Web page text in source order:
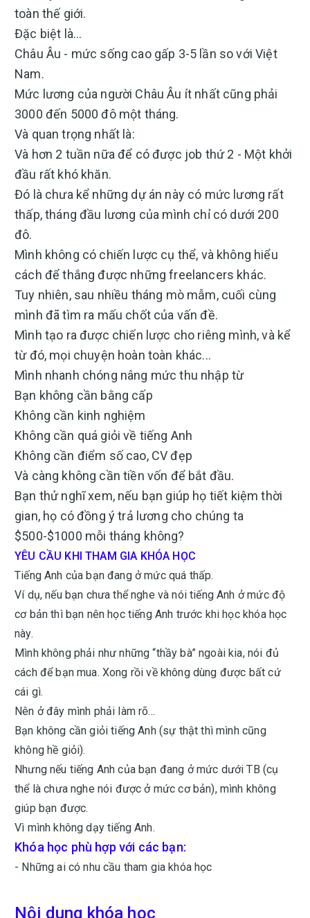
toàn thế giới.
Đặc biệt là…
Châu Âu - mức sống cao gấp 3-5 lần so với Việt
Nam.
Mức lương của người Châu Âu ít nhất cũng phải
3000 đến 5000 đô một tháng.
Và quan trọng nhất là:
Và hơn 2 tuần nữa để có được job thứ 2 - Một khởi
đầu rất khó khăn.
Đó là chưa kể những dự án này có mức lương rất
thấp, tháng đầu lương của mình chỉ có dưới 200
đô.
Mình không có chiến lược cụ thể, và không hiểu
cách để thắng được những freelancers khác.
Tuy nhiên, sau nhiều tháng mò mẫm, cuối cùng
mình đã tìm ra mấu chốt của vấn đề.
Mình tạo ra được chiến lược cho riêng mình, và kể
từ đó, mọi chuyện hoàn toàn khác...
Mình nhanh chóng nâng mức thu nhập từ
Bạn không cần bằng cấp
Không cần kinh nghiệm
Không cần quá giỏi về tiếng Anh
Không cần điểm số cao, CV đẹp
Và càng không cần tiền vốn để bắt đầu.
Bạn thử nghĩ xem, nếu bạn giúp họ tiết kiệm thời
gian, họ có đồng ý trả lương cho chúng ta
$500-$1000 mỗi tháng không?
YÊU CẦU KHI THAM GIA KHÓA HỌC
Tiếng Anh của bạn đang ở mức quá thấp.
Ví dụ, nếu bạn chưa thể nghe và nói tiếng Anh ở mức độ
cơ bản thì bạn nên học tiếng Anh trước khi học khóa học
này.
Mình không phải như những “thầy bà” ngoài kia, nói đủ
cách để bạn mua. Xong rồi về không dùng được bất cứ
cái gì.
Nên ở đây mình phải làm rõ...
Bạn không cần giỏi tiếng Anh (sự thật thì mình cũng
không hề giỏi).
Nhưng nếu tiếng Anh của bạn đang ở mức dưới TB (cụ
thể là chưa nghe nói được ở mức cơ bản), mình không
giúp bạn được.
Vì mình không dạy tiếng Anh.
Khóa học phù hợp với các bạn:
- Những ai có nhu cầu tham gia khóa học
Nội dung khóa học